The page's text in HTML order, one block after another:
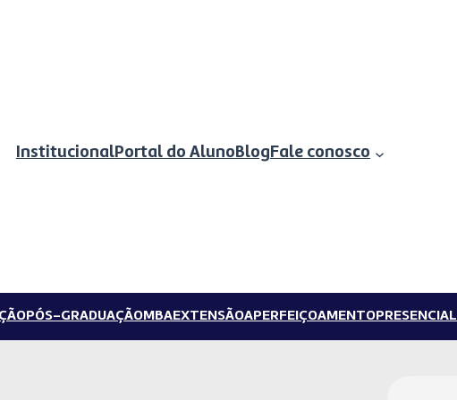
InstitucionalPortal do AlunoBlogFale conosco
PÓS-GRADUAÇÃOMBAEXTENSÃOAPERFEIÇOAMENTOPRESENCIAL